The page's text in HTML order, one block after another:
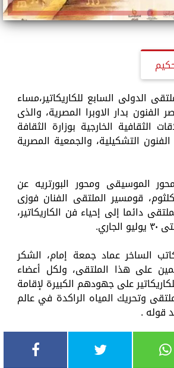
الدولى السابع للكاريكاتير،مساء
الفنون بدار الاوبرا المصرية، والذى
الثقافية الخارجية بوزارة الثقافة
التشكيلية، والجمعية المصرية
الموسيقى ومحور البورتريه عن
قومسير الملتقى الفنان فوزى
دائما إلى إحياء فن الكاريكاتير،
الساخر عماد جمعة إمام، الشكر
على هذا الملتقى، ولكل أعضاء
على جهودهم الكبيرة لإقامة
وتحريك المياه الراكدة في عالم
قوله .